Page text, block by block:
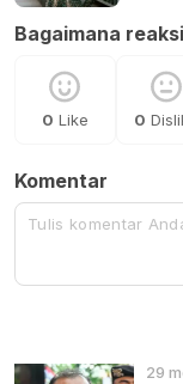
Bagaimana
0 Like 0
Komentar
29